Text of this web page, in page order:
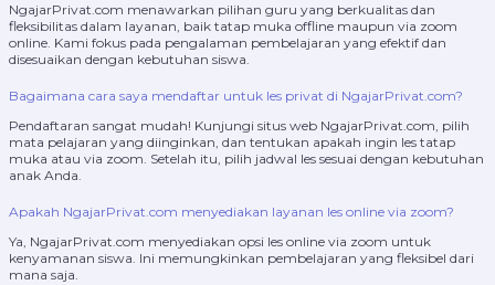
NgajarPrivat.com menawarkan pilihan guru yang berkualitas dan
fleksibilitas dalam layanan, baik tatap muka offline maupun via zoom
online. Kami fokus pada pengalaman pembelajaran yang efektif dan
disesuaikan dengan kebutuhan siswa.
Bagaimana cara saya mendaftar untuk les privat di NgajarPrivat.com?
Pendaftaran sangat mudah! Kunjungi situs web NgajarPrivat.com, pilih
mata pelajaran yang diinginkan, dan tentukan apakah ingin les tatap
muka atau via zoom. Setelah itu, pilih jadwal les sesuai dengan kebutuhan
anak Anda.
Apakah NgajarPrivat.com menyediakan layanan les online via zoom?
Ya, NgajarPrivat.com menyediakan opsi les online via zoom untuk
kenyamanan siswa. Ini memungkinkan pembelajaran yang fleksibel dari
mana saja.